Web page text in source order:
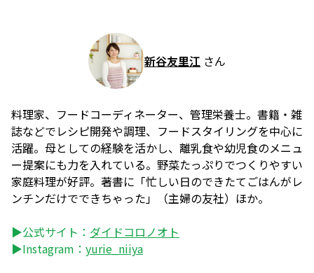
新谷友里江 さん
料理家、フードコーディネーター、管理栄養士。書籍・雑
誌などでレシピ開発や調理、フードスタイリングを中心に
活躍。母としての経験を活かし、離乳食や幼児食のメニュ
ー提案にも力を入れている。野菜たっぷりでつくりやすい
家庭料理が好評。著書に「忙しい日のできたてごはんがレ
ンチンだけでできちゃった」（主婦の友社）ほか。
▶公式サイト： ダイドコロノオト
▶Instagram： yurie_niiya